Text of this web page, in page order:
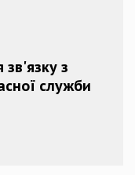
зв'язку з
служби